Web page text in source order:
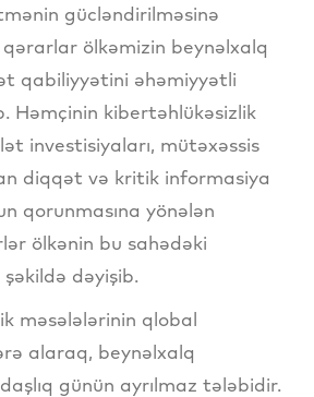
gücləndirilməsinə
ölkəmizin beynəlxalq
qabiliyyətini əhəmiyyətli
Həmçinin kibertəhlükəsizlik
investisiyaları, mütəxəssis
diqqət və kritik informasiya
qorunmasına yönələn
ölkənin bu sahədəki
dəyişib.
məsələlərinin qlobal
alaraq, beynəlxalq
günün ayrılmaz tələbidir.